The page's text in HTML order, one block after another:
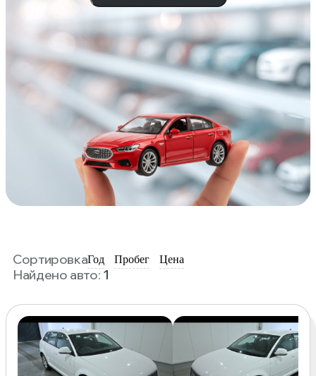
СортировкаГод Пробег Цена
Найдено авто: 1